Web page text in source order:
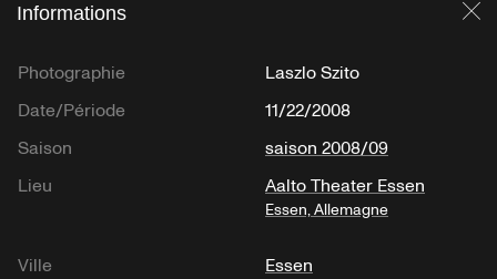
Informations
Photographie
Laszlo Szito
Date/Période
11/22/2008
Saison
saison 2008/09
Lieu
Aalto Theater Essen
Essen, Allemagne
Ville
Essen